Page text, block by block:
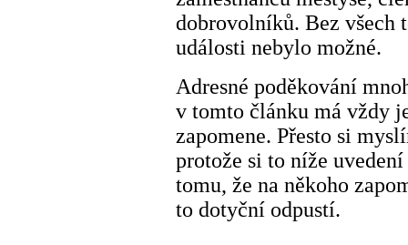
dobrovolníků. Bez všech
události nebylo možné.
Adresné poděkování
v tomto článku má vždy
zapomene. Přesto si
protože si to níže
tomu, že na někoho
to dotyční odpustí.